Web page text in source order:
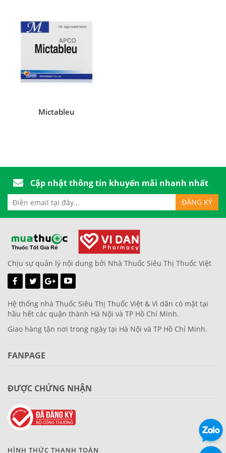
Mictableu
Cập nhật thông tin khuyến mãi nhanh nhất
Chịu sự quản lý nội dung bởi Nhà Thuốc Siêu Thị Thuốc Việt
Hệ thống nhà Thuốc Siêu Thị Thuốc Việt & Vì dân có mặt tại
hầu hết các quận thành Hà Nội và TP Hồ Chí Minh.
Giao hàng tận nơi trong ngày tại Hà Nội và TP Hồ Chí Minh.
FANPAGE
ĐƯỢC CHỨNG NHẬN
HÌNH THỨC THANH TOÁN